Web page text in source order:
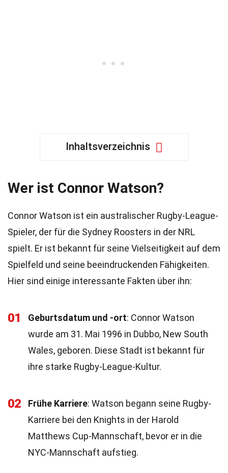
Inhaltsverzeichnis
Wer ist Connor Watson?
Connor Watson ist ein australischer Rugby-League-
Spieler, der für die Sydney Roosters in der NRL
spielt. Er ist bekannt für seine Vielseitigkeit auf dem
Spielfeld und seine beeindruckenden Fähigkeiten.
Hier sind einige interessante Fakten über ihn:
01 Geburtsdatum und -ort: Connor Watson
wurde am 31. Mai 1996 in Dubbo, New South
Wales, geboren. Diese Stadt ist bekannt für
ihre starke Rugby-League-Kultur.
02 Frühe Karriere: Watson begann seine Rugby-
Karriere bei den Knights in der Harold
Matthews Cup-Mannschaft, bevor er in die
NYC-Mannschaft aufstieg.